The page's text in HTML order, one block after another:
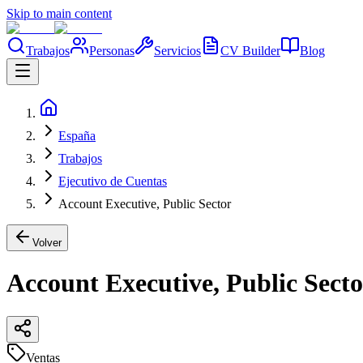
Skip to main content
Trabajos Personas Servicios CV Builder Blog
España
Trabajos
Ejecutivo de Cuentas
Account Executive, Public Sector
Volver
Account Executive, Public
Ventas